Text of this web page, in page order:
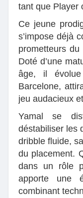
tant que Player
Ce jeune
s’impose déjà
prometteurs
Doté d’une
âge, il
Barcelone,
jeu audacieux
Yamal se
déstabiliser les
dribble fluide,
du placement.
dans un rôle
apporte une
combinant